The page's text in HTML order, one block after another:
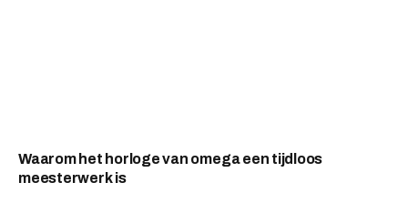
Waarom het horloge van omega een tijdloos
meesterwerk is